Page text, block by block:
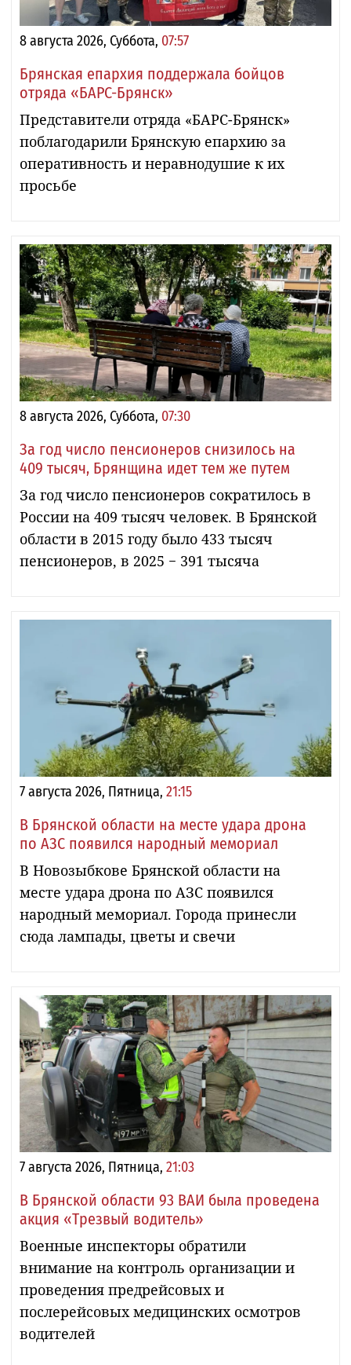
8 августа 2026, Суббота, 07:57
Брянская епархия поддержала бойцов
отряда «БАРС-Брянск»
Представители отряда «БАРС-Брянск»
поблагодарили Брянскую епархию за
оперативность и неравнодушие к их
просьбе
8 августа 2026, Суббота, 07:30
За год число пенсионеров снизилось на
409 тысяч, Брянщина идет тем же путем
За год число пенсионеров сократилось в
России на 409 тысяч человек. В Брянской
области в 2015 году было 433 тысяч
пенсионеров, в 2025 − 391 тысяча
7 августа 2026, Пятница, 21:15
В Брянской области на месте удара дрона
по АЗС появился народный мемориал
В Новозыбкове Брянской области на
месте удара дрона по АЗС появился
народный мемориал. Города принесли
сюда лампады, цветы и свечи
7 августа 2026, Пятница, 21:03
В Брянской области 93 ВАИ была проведена
акция «Трезвый водитель»
Военные инспекторы обратили
внимание на контроль организации и
проведения предрейсовых и
послерейсовых медицинских осмотров
водителей